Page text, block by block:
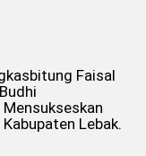
Faisal
Lebak.